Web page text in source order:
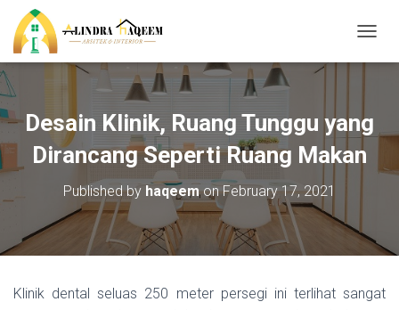
O
E
N
Desain Klinik, Ruang Tunggu yang
Dirancang Seperti Ruang Makan
Published by haqeemonFebruary 17, 2021
Klinik dental seluas 250 meter persegi ini terlihat sangat